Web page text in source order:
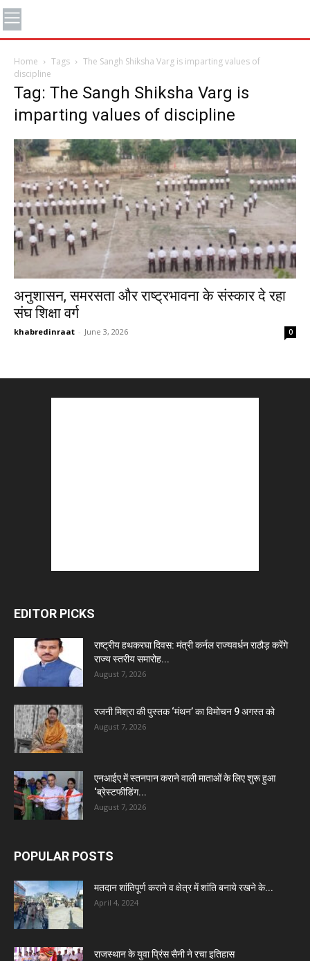
Home Tags
The Sangh Shiksha Varg is imparting values ​​of
discipline
Tag: The Sangh Shiksha Varg is
imparting values ​​of discipline
अनुशासन, समरसता और राष्ट्रभावना के संस्कार दे रहा
संघ शिक्षा वर्ग
khabredinraat - June 3, 2026 0
EDITOR PICKS
राष्ट्रीय हथकरघा दिवस: मंत्री कर्नल राज्यवर्धन राठौड़ करेंगे
राज्य स्तरीय समारोह...
August 7, 2026
रजनी मिश्रा की पुस्तक ‘मंथन’ का विमोचन 9 अगस्त को
August 7, 2026
एनआईए में स्तनपान कराने वाली माताओं के लिए शुरू हुआ
‘ब्रेस्टफीडिंग...
August 7, 2026
POPULAR POSTS
मतदान शांतिपूर्ण कराने व क्षेत्र में शांति बनाये रखने के...
April 4, 2024
राजस्थान के युवा प्रिंस सैनी ने रचा इतिहास